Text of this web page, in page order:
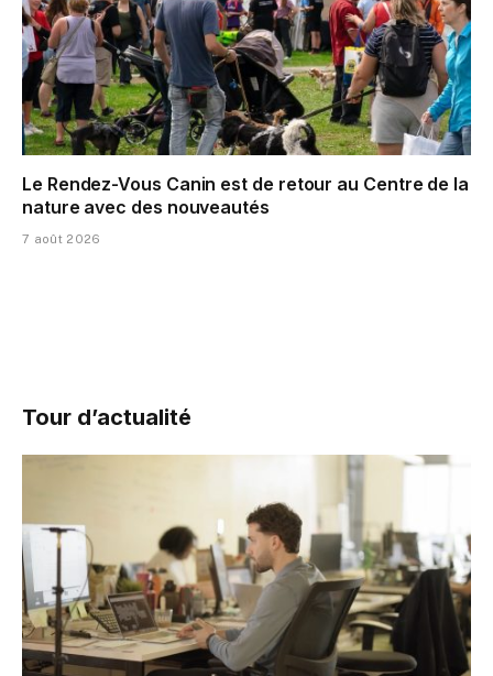
Le Rendez-Vous Canin est de retour au Centre de la
nature avec des nouveautés
7 août 2026
Tour d’actualité